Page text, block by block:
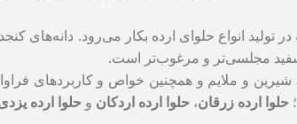
تولید انواع حلوای ارده بکار می‌رود.
مجلسی‌تر و مرغوب‌تر است.
و ملایم و همچنین خواص و کاربردهای
حلوا ارده زرقان، حلوا ارده اردکان و حلوا ارده